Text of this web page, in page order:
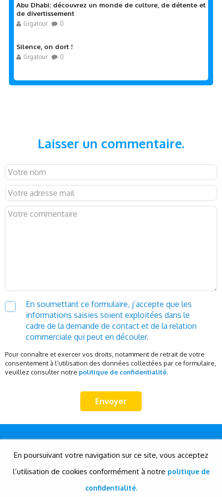
Abu Dhabi: découvrez un monde de culture, de détente et
de divertissement
Gigatour 0
Silence, on dort !
Gigatour 0
Laisser un commentaire.
En soumettant ce formulaire, j’accepte que les
informations saisies soient exploitées dans le
cadre de la demande de contact et de la relation
commerciale qui peut en découler.
Pour connaître et exercer vos droits, notamment de retrait de votre
consentement à l’utilisation des données collectées par ce formulaire,
veuillez consulter notre politique de confidentialité.
© Gigatour - Tous droits réservés
Conception et réalisation: Evensis
En poursuivant votre navigation sur ce site, vous acceptez
l’utilisation de cookies conformément à notre politique de
confidentialité.